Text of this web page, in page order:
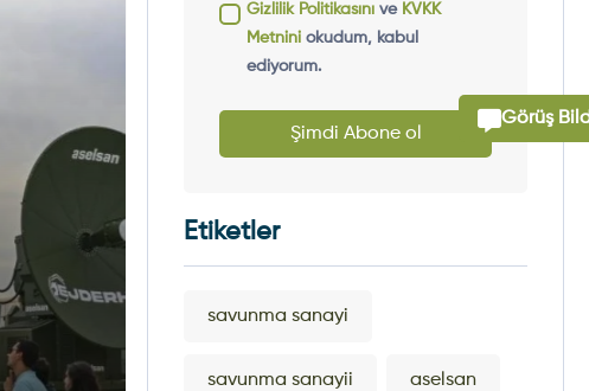
Gizlilik Politikasını ve KVKK
Metnini okudum, kabul
ediyorum.
Şimdi Abone ol
Etiketler
savunma sanayi
savunma sanayii aselsan
Görüş